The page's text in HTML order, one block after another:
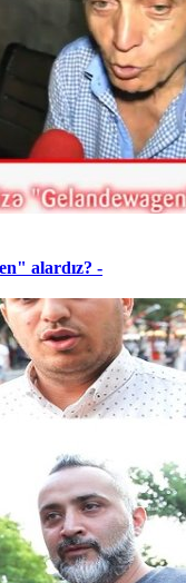
alardız? -